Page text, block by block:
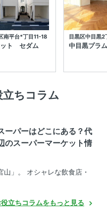
南平台*丁目11-18
ット セダム
目黒区中目黒2
中目黒プラ
ちコラム
ーパーはどこにある？代
のスーパーマーケット情
」。 オシャレな飲食店・
役立ちコラムをもっと見る